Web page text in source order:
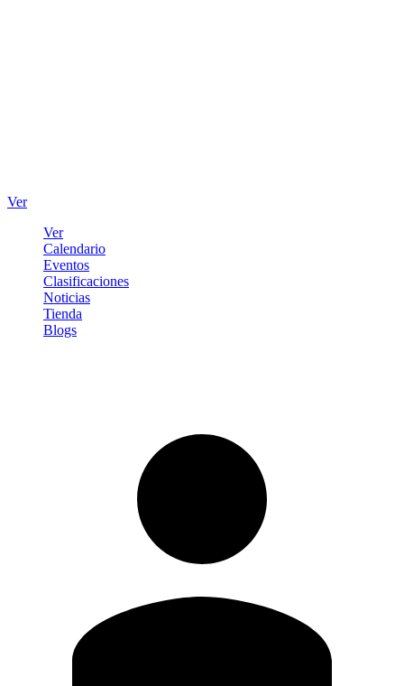
Ver
Ver
Calendario
Eventos
Clasificaciones
Noticias
Tienda
Blogs